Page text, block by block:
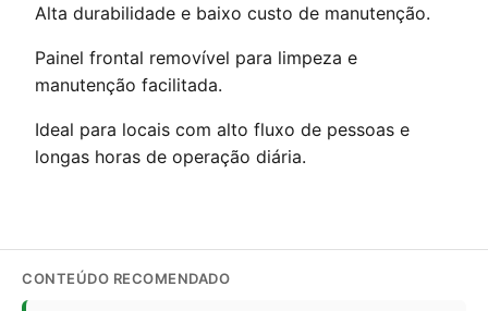
Alta durabilidade e baixo custo de manutenção.
Painel frontal removível para limpeza e
manutenção facilitada.
Ideal para locais com alto fluxo de pessoas e
longas horas de operação diária.
CONTEÚDO RECOMENDADO